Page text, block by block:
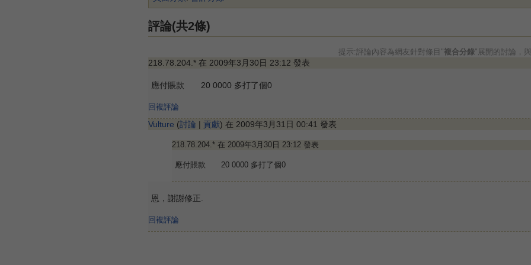
評論(共2條)
提示:評論內容為網友針對條目"複合分錄"展開的討論，
218.78.204.* 在 2009年3月30日 23:12 發表
應付賬款 20 0000 多打了個0
回複評論
Vulture (討論 | 貢獻) 在 2009年3月31日 00:41 發表
218.78.204.* 在 2009年3月30日 23:12 發表
應付賬款 20 0000 多打了個0
恩，謝謝修正.
回複評論